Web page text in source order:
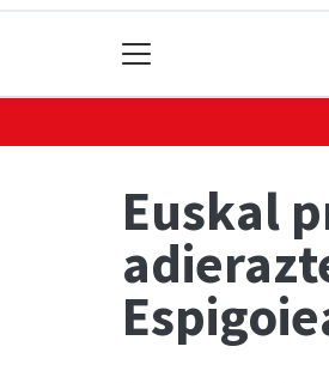
Euskal